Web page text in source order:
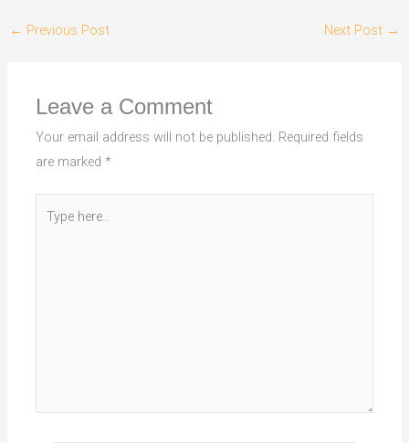
← Previous Post Next Post →
Leave a Comment
Your email address will not be published. Required fields
are marked*